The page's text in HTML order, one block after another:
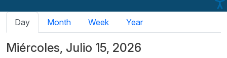
Solapas principales
Day Month Week Year
Miércoles, Julio 15, 2026
11
12